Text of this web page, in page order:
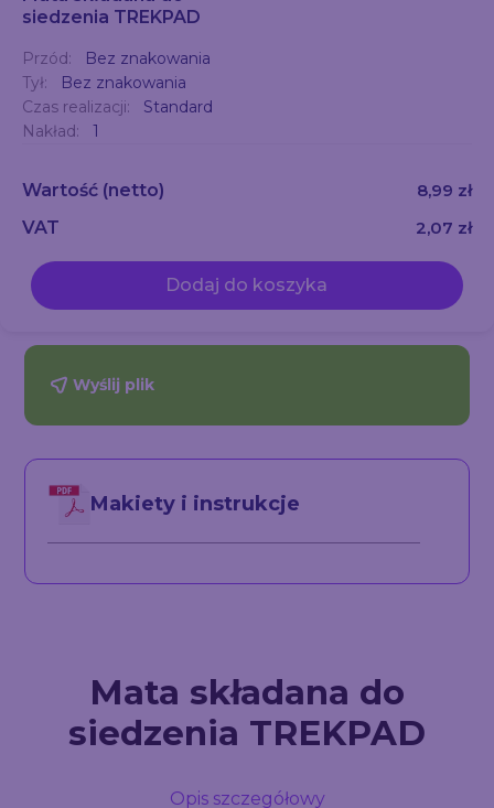
siedzenia TREKPAD
Przód:
Bez znakowania
Tył:
Bez znakowania
Czas realizacji:
Standard
Nakład:
1
Wartość (netto)
8,99 zł
VAT
2,07 zł
Dodaj do koszyka
Wyślij plik
Makiety i instrukcje
Mata składana do
siedzenia TREKPAD
Opis szczegółowy